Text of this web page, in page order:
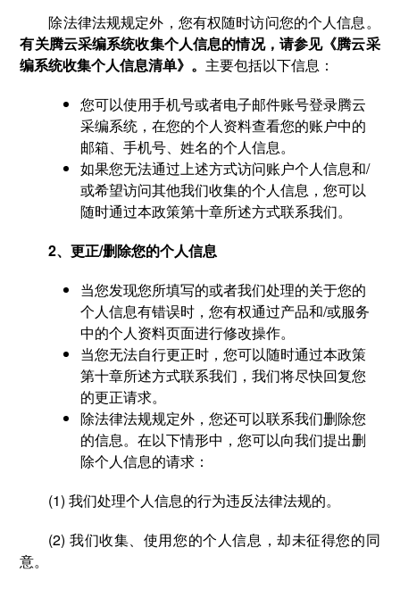
除法律法规规定外，您有权随时访问您的个人信息。
有关腾云采编系统收集个人信息的情况，请参见《腾云采
编系统收集个人信息清单》。 主要包括以下信息：
您可以使用手机号或者电子邮件账号登录腾云
采编系统，在您的个人资料查看您的账户中的
邮箱、手机号、姓名的个人信息。
如果您无法通过上述方式访问账户个人信息和/
或希望访问其他我们收集的个人信息，您可以
随时通过本政策第十章所述方式联系我们。
2、更正/删除您的个人信息
当您发现您所填写的或者我们处理的关于您的
个人信息有错误时，您有权通过产品和/或服务
中的个人资料页面进行修改操作。
当您无法自行更正时，您可以随时通过本政策
第十章所述方式联系我们，我们将尽快回复您
的更正请求。
除法律法规规定外，您还可以联系我们删除您
的信息。在以下情形中，您可以向我们提出删
除个人信息的请求：
(1) 我们处理个人信息的行为违反法律法规的。
(2) 我们收集、使用您的个人信息，却未征得您的同
意。